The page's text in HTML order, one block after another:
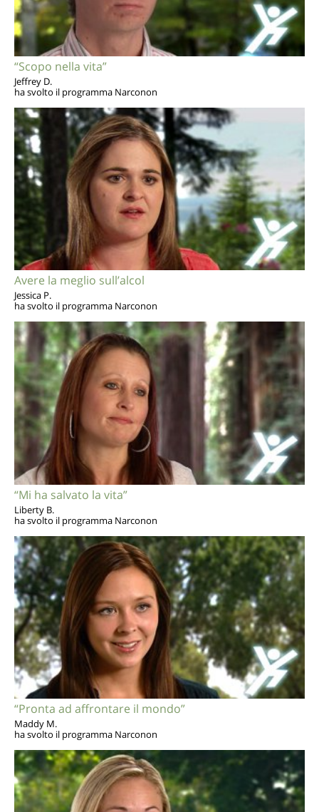
“Scopo nella vita”
Jeffrey D.
ha svolto il programma Narconon
Avere la meglio sull’alcol
Jessica P.
ha svolto il programma Narconon
“Mi ha salvato la vita”
Liberty B.
ha svolto il programma Narconon
“Pronta ad affrontare il mondo”
Maddy M.
ha svolto il programma Narconon